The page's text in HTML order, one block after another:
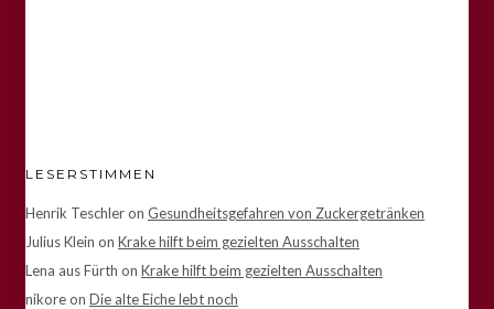
LESERSTIMMEN
Henrik Teschleron Gesundheitsgefahren von Zuckergetränken
Julius Klein on Krake hilft beim gezielten Ausschalten
Lena aus Fürth on Krake hilft beim gezielten Ausschalten
nikoreon Die alte Eiche lebt noch